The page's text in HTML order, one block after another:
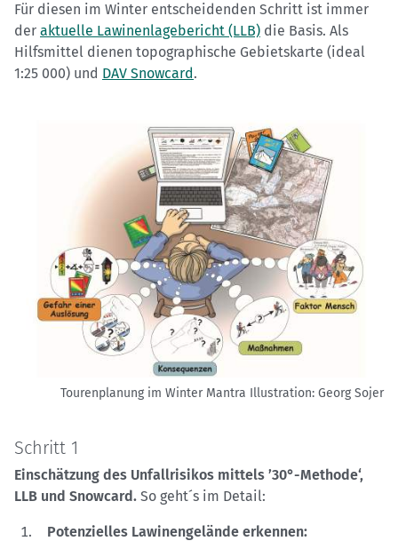
Für diesen im Winter entscheidenden Schritt ist immer
der aktuelle Lawinenlagebericht (LLB) die Basis. Als
Hilfsmittel dienen topographische Gebietskarte (ideal
1:25 000) und DAV Snowcard .
Tourenplanung im Winter Mantra Illustration: Georg Sojer
Schritt 1
Einschätzung des Unfallrisikos mittels ’30°-Methode‘,
LLB und Snowcard. So geht´s im Detail:
Potenzielles Lawinengelände erkennen: